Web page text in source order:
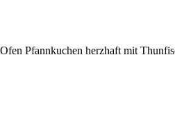
Ofen Pfannkuchen herzhaft mit